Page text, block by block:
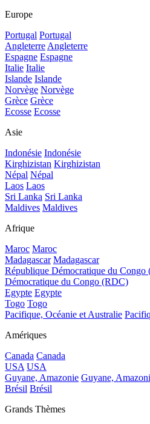
Europe
Portugal Portugal
AngleterreAngleterre
Espagne Espagne
Italie Italie
Islande Islande
Norvège Norvège
Grèce Grèce
Ecosse Ecosse
Asie
Indonésie Indonésie
Kirghizistan Kirghizistan
Népal Népal
Laos Laos
Sri Lanka Sri Lanka
Maldives Maldives
Afrique
Maroc Maroc
Madagascar Madagascar
République Démocratique du Congo
Démocratique du Congo (RDC)
Egypte Egypte
Togo Togo
Pacifique, Océanie et Australie
Amériques
Canada Canada
USA USA
Guyane, Amazonie Guyane,
Brésil Brésil
Grands Thèmes